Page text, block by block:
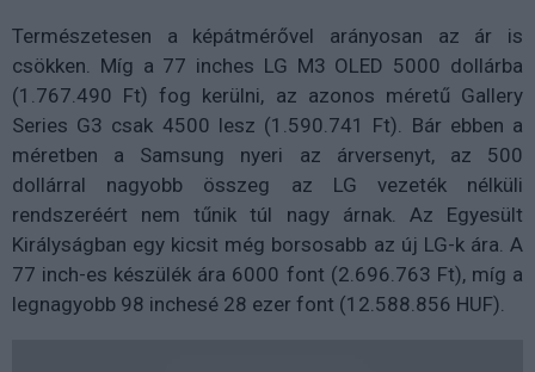
Természetesen a képátmérővel arányosan az ár is
csökken. Míg a 77 inches LG M3 OLED 5000 dollárba
(1.767.490 Ft) fog kerülni, az azonos méretű Gallery
Series G3 csak 4500 lesz (1.590.741 Ft). Bár ebben a
méretben a Samsung nyeri az árversenyt, az 500
dollárral nagyobb összeg az LG vezeték nélküli
rendszeréért nem tűnik túl nagy árnak. Az Egyesült
Királyságban egy kicsit még borsosabb az új LG-k ára. A
77 inch-es készülék ára 6000 font (2.696.763 Ft), míg a
legnagyobb 98 inchesé 28 ezer font (12.588.856 HUF).